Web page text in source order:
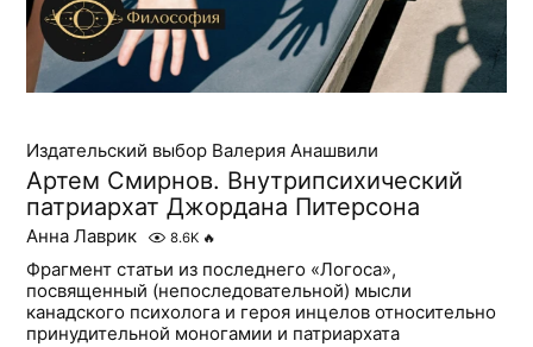
Издательский выбор Валерия Анашвили
Артем Смирнов. Внутрипсихический
патриархат Джордана Питерсона
Анна Лаврик 8.6K 🔥
Фрагмент статьи из последнего «Логоса»,
посвященный (непоследовательной) мысли
канадского психолога и героя инцелов относительно
принудительной моногамии и патриархата